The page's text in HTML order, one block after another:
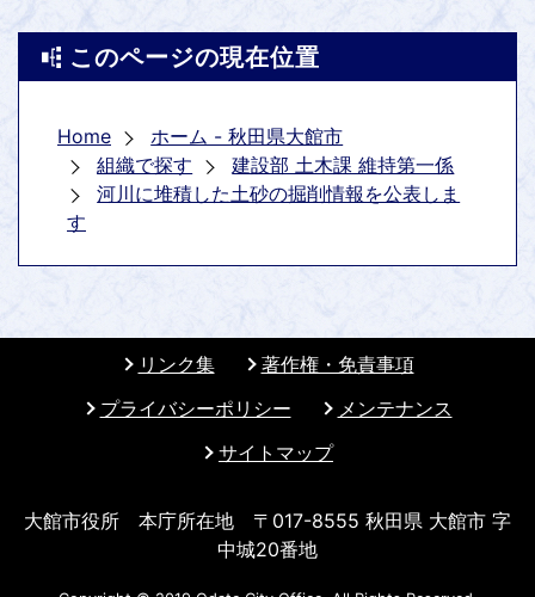
このページの現在位置
Home
ホーム - 秋田県大館市
組織で探す
建設部 土木課 維持第一係
河川に堆積した土砂の掘削情報を公表しま
す
リンク集
著作権・免責事項
プライバシーポリシー
メンテナンス
サイトマップ
大館市役所 本庁所在地 〒017-8555 秋田県 大館市 字
中城20番地